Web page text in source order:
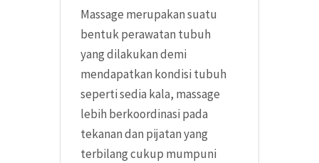
Massage merupakan suatu
bentuk perawatan tubuh
yang dilakukan demi
mendapatkan kondisi tubuh
seperti sedia kala, massage
lebih berkoordinasi pada
tekanan dan pijatan yang
terbilang cukup mumpuni